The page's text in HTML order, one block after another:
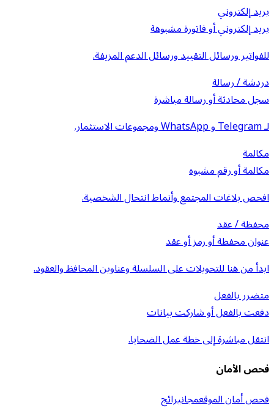
بريد إلكتروني
بريد إلكتروني أو فاتورة مشبوهة
للفواتير ورسائل التقييد ورسائل الدعم المزيفة.
دردشة / رسالة
سجل محادثة أو رسالة مباشرة
لـ Telegram و WhatsApp ومجموعات الاستثمار.
مكالمة
مكالمة أو رقم مشبوه
افحص بلاغات المجتمع وأنماط انتحال الشخصية.
محفظة / عقد
عنوان محفظة أو رمز أو عقد
ابدأ من هنا للتحويلات على السلسلة وعناوين المحافظ والعقود.
متضرر بالفعل
دفعت بالفعل أو شاركت بيانات
انتقل مباشرة إلى خطة عمل الضحايا.
فحص الأمان
فحص أمان الموقعمجانيرائج